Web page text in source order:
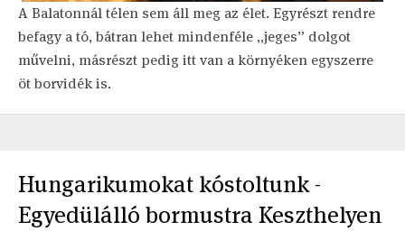
A Balatonnál télen sem áll meg az élet. Egyrészt rendre
befagy a tó, bátran lehet mindenféle „jeges” dolgot
művelni, másrészt pedig itt van a környéken egyszerre
öt borvidék is.
Hungarikumokat kóstoltunk -
Egyedülálló bormustra Keszthelyen